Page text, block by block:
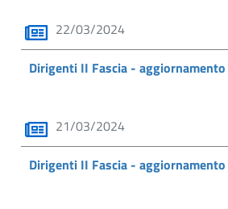
22/03/2024
Dirigenti II Fascia -
21/03/2024
Dirigenti II Fascia -